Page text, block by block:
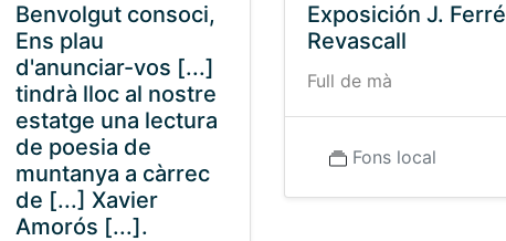
Benvolgut consoci,
Ens plau
d'anunciar-vos [...]
tindrà lloc al nostre
estatge una lectura
de poesia de
muntanya a càrrec
de [...] Xavier
Amorós [...].
Exposición J. Ferré
Revascall
Full de mà
Fons local